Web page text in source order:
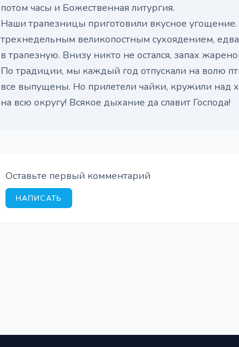
потом часы и Божественная литургия.
Наши трапезницы приготовили вкусное
трехнедельным великопостным сухоядением,
в трапезную. Внизу никто не остался, запах
По традиции, мы каждый год отпускали на волю
все выпущены. Но прилетели чайки, кружили над
на всю округу! Всякое дыхание да славит Господа!
Оставьте первый комментарий
НАПИСАТЬ